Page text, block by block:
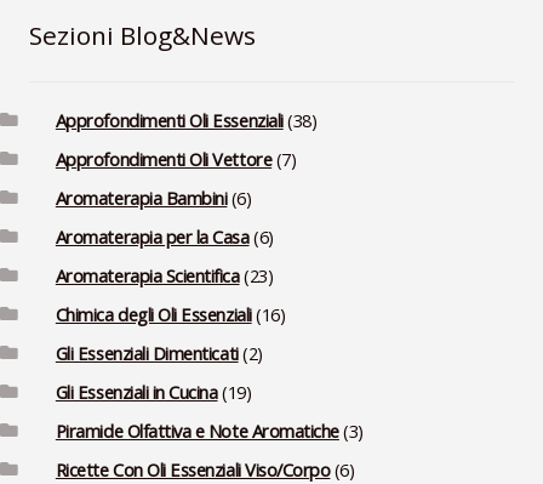
Sezioni Blog&News
Approfondimenti Oli Essenziali(38)
Approfondimenti Oli Vettore(7)
Aromaterapia Bambini(6)
Aromaterapia per la Casa(6)
Aromaterapia Scientifica(23)
Chimica degli Oli Essenziali(16)
Gli Essenziali Dimenticati(2)
Gli Essenziali in Cucina(19)
Piramide Olfattiva e Note Aromatiche(3)
Ricette Con Oli Essenziali Viso/Corpo(6)